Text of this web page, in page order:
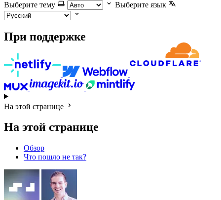
Выберите тему
Выберите язык
При поддержке
На этой странице
На этой странице
Обзор
Что пошло не так?